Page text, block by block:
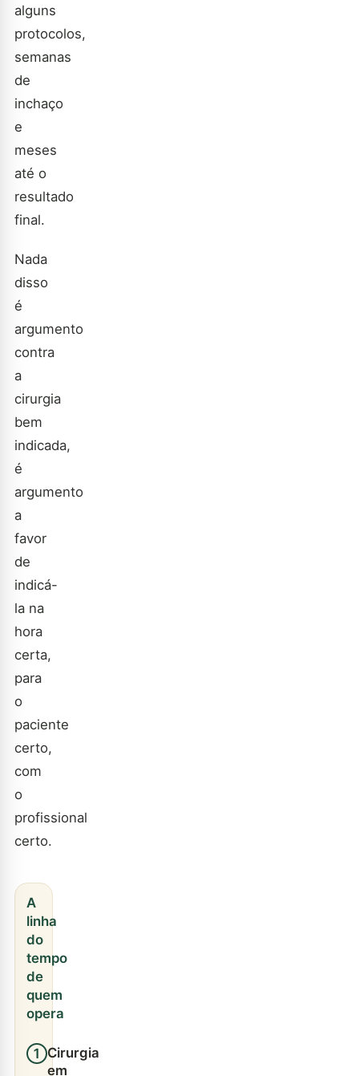
alguns
protocolos,
semanas
de
inchaço
e
meses
até o
resultado
final.
Nada
disso
é
argumento
contra
a
cirurgia
bem
indicada,
é
argumento
a
favor
de
indicá-
la na
hora
certa,
para
o
paciente
certo,
com
o
profissional
certo.
A
linha
do
tempo
de
quem
opera
1 Cirurgia
em